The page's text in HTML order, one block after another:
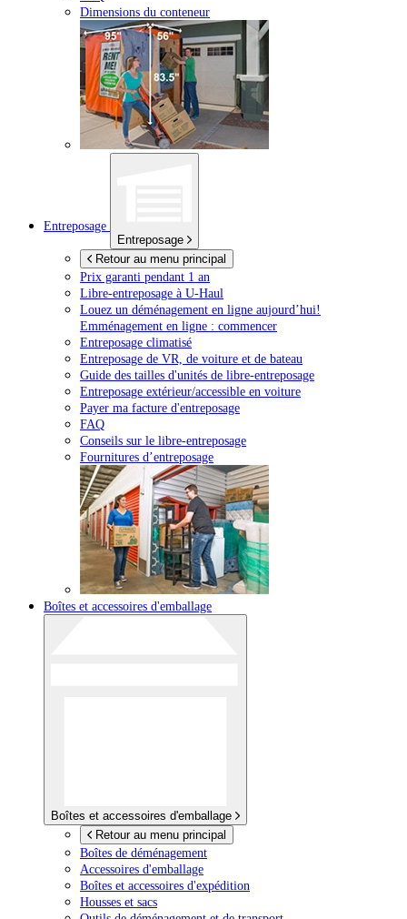
Dimensions du conteneur
Entreposage
Entreposage
Retour au menu principal
Prix garanti pendant 1 an
Libre-entreposage à U-Haul
Louez un déménagement en ligne aujourd’hui!
Emménagement en ligne : commencer
Entreposage climatisé
Entreposage de VR, de voiture et de bateau
Guide des tailles d'unités de libre-entreposage
Entreposage extérieur/accessible en voiture
Payer ma facture d'entreposage
FAQ
Conseils sur le libre-entreposage
Fournitures d’entreposage
Boîtes et accessoires d'emballage
Boîtes et accessoires d'emballage
Retour au menu principal
Boîtes de déménagement
Accessoires d'emballage
Boîtes et accessoires d'expédition
Housses et sacs